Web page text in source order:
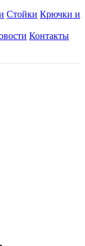
Стойки Крючки и
Контакты